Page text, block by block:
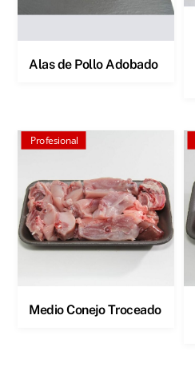
Alas de Pollo Adobado
Profesional
Medio Conejo Troceado